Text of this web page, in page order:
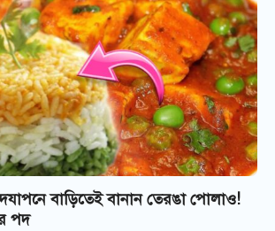
বাড়িতেই বানান তেরঙা পোলাও!
পদ